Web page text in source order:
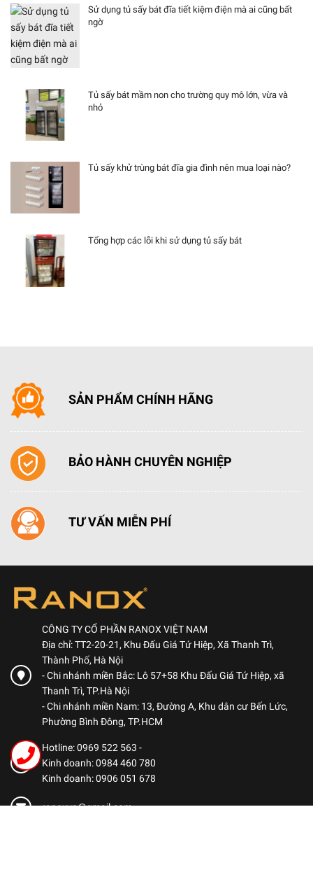
Sử dụng tủ sấy bát đĩa tiết kiệm điện mà ai cũng bất
ngờ
Tủ sấy bát mầm non cho trường quy mô lớn, vừa và
nhỏ
Tủ sấy khử trùng bát đĩa gia đình nên mua loại nào?
Tổng hợp các lỗi khi sử dụng tủ sấy bát
SẢN PHẨM CHÍNH HÃNG
BẢO HÀNH CHUYÊN NGHIỆP
TƯ VẤN MIỄN PHÍ
CÔNG TY CỔ PHẦN RANOX VIỆT NAM
Địa chỉ: TT2-20-21, Khu Đấu Giá Tứ Hiệp, Xã Thanh Trì,
Thành Phố, Hà Nội
- Chi nhánh miền Bắc: Lô 57+58 Khu Đấu Giá Tứ Hiệp, xã
Thanh Trì, TP.Hà Nội
- Chi nhánh miền Nam: 13, Đường A, Khu dân cư Bến Lức,
Phường Bình Đông, TP.HCM
Hotline: 0969 522 563 -
Kinh doanh: 0984 460 780
Kinh doanh: 0906 051 678
ranoxvn@gmail.com